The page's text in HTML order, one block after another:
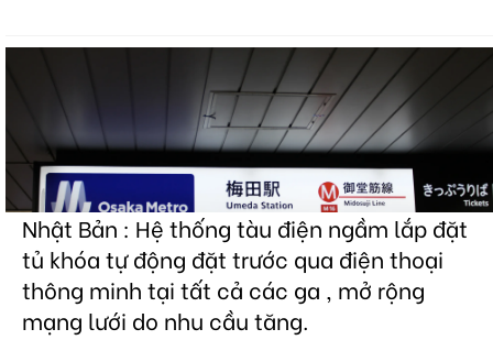
Nhật Bản : Hệ thống tàu điện ngầm lắp đặt
tủ khóa tự động đặt trước qua điện thoại
thông minh tại tất cả các ga , mở rộng
mạng lưới do nhu cầu tăng.